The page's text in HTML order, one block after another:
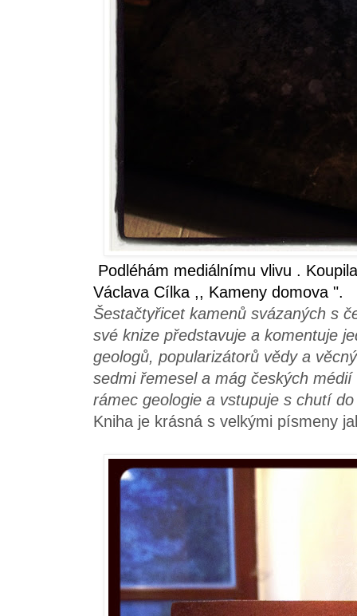
Podléhám mediálnímu vlivu .
Václava Cílka ,, Kameny domova ".
Šestačtyřicet kamenů svázaných s
své knize představuje a komentuje
geologů, popularizátorů vědy a
sedmi řemesel a mág českých
rámec geologie a vstupuje s chutí
Kniha je krásná s velkými písmeny